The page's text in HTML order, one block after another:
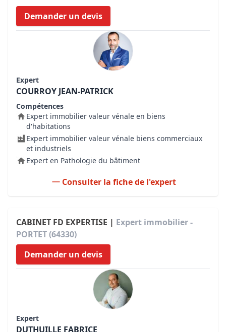
Demander un devis
Expert
COURROY JEAN-PATRICK
Compétences
Expert immobilier valeur vénale en biens
d'habitations
Expert immobilier valeur vénale biens commerciaux
et industriels
Expert en Pathologie du bâtiment
Consulter la fiche de l'expert
CABINET FD EXPERTISE | Expert immobilier -
PORTET (64330)
Demander un devis
Expert
DUTHUILLE FABRICE